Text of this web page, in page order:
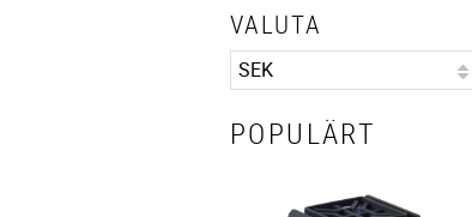
VALUTA
POPULÄRT